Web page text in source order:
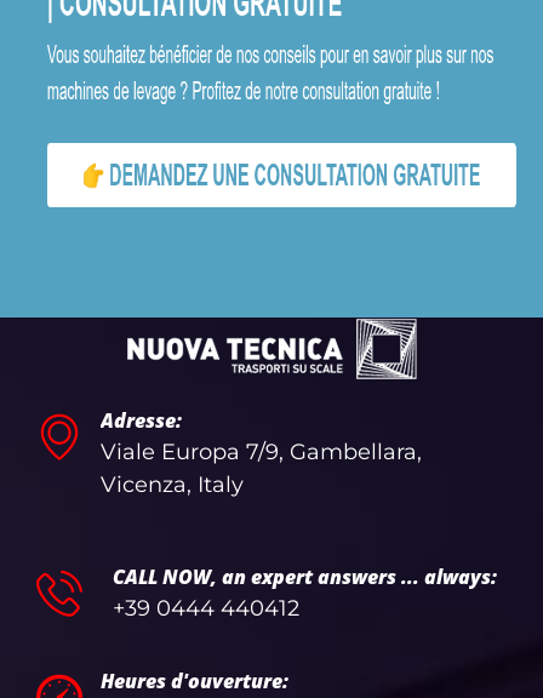
Adresse:
Viale Europa 7/9, Gambellara,
Vicenza, Italy
CALL NOW, an expert answers ... always:
+39 0444 440412
Heures d'ouverture: